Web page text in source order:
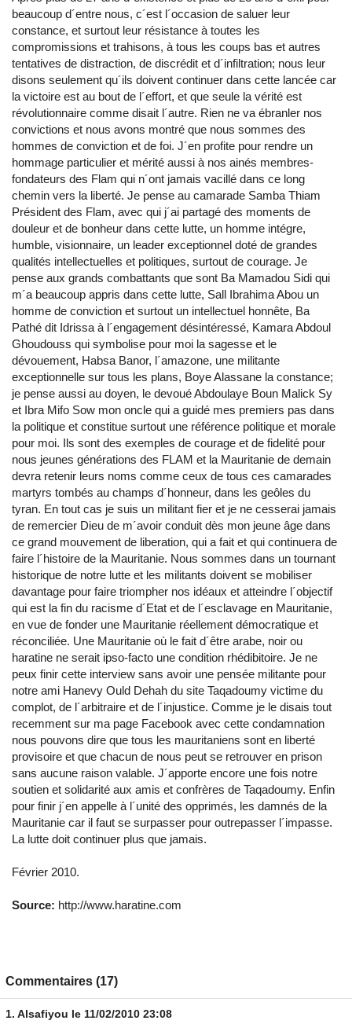
beaucoup d´entre nous, c´est l´occasion de saluer leur
constance, et surtout leur résistance à toutes les
compromissions et trahisons, à tous les coups bas et autres
tentatives de distraction, de discrédit et d´infiltration; nous leur
disons seulement qu´ils doivent continuer dans cette lancée car
la victoire est au bout de l´effort, et que seule la vérité est
révolutionnaire comme disait l´autre. Rien ne va ébranler nos
convictions et nous avons montré que nous sommes des
hommes de conviction et de foi. J´en profite pour rendre un
hommage particulier et mérité aussi à nos ainés membres-
fondateurs des Flam qui n´ont jamais vacillé dans ce long
chemin vers la liberté. Je pense au camarade Samba Thiam
Président des Flam, avec qui j´ai partagé des moments de
douleur et de bonheur dans cette lutte, un homme intégre,
humble, visionnaire, un leader exceptionnel doté de grandes
qualités intellectuelles et politiques, surtout de courage. Je
pense aux grands combattants que sont Ba Mamadou Sidi qui
m´a beaucoup appris dans cette lutte, Sall Ibrahima Abou un
homme de conviction et surtout un intellectuel honnête, Ba
Pathé dit Idrissa à l´engagement désintéressé, Kamara Abdoul
Ghoudouss qui symbolise pour moi la sagesse et le
dévouement, Habsa Banor, l´amazone, une militante
exceptionnelle sur tous les plans, Boye Alassane la constance;
je pense aussi au doyen, le devoué Abdoulaye Boun Malick Sy
et Ibra Mifo Sow mon oncle qui a guidé mes premiers pas dans
la politique et constitue surtout une référence politique et morale
pour moi. Ils sont des exemples de courage et de fidelité pour
nous jeunes générations des FLAM et la Mauritanie de demain
devra retenir leurs noms comme ceux de tous ces camarades
martyrs tombés au champs d´honneur, dans les geôles du
tyran. En tout cas je suis un militant fier et je ne cesserai jamais
de remercier Dieu de m´avoir conduit dès mon jeune âge dans
ce grand mouvement de liberation, qui a fait et qui continuera de
faire l´histoire de la Mauritanie. Nous sommes dans un tournant
historique de notre lutte et les militants doivent se mobiliser
davantage pour faire triompher nos idéaux et atteindre l´objectif
qui est la fin du racisme d´Etat et de l´esclavage en Mauritanie,
en vue de fonder une Mauritanie réellement démocratique et
réconciliée. Une Mauritanie où le fait d´être arabe, noir ou
haratine ne serait ipso-facto une condition rhédibitoire. Je ne
peux finir cette interview sans avoir une pensée militante pour
notre ami Hanevy Ould Dehah du site Taqadoumy victime du
complot, de l´arbitraire et de l´injustice. Comme je le disais tout
recemment sur ma page Facebook avec cette condamnation
nous pouvons dire que tous les mauritaniens sont en liberté
provisoire et que chacun de nous peut se retrouver en prison
sans aucune raison valable. J´apporte encore une fois notre
soutien et solidarité aux amis et confrères de Taqadoumy. Enfin
pour finir j´en appelle à l´unité des opprimés, les damnés de la
Mauritanie car il faut se surpasser pour outrepasser l´impasse.
La lutte doit continuer plus que jamais.
Février 2010.
Source: http://www.haratine.com
Commentaires (17)
1. Alsafiyou le 11/02/2010 23:08